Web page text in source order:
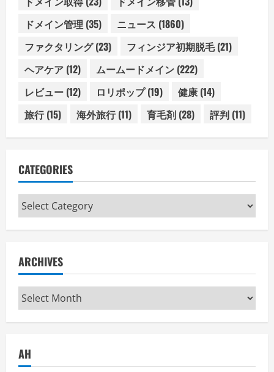
ドメイン管理 (35) ニュース (1860)
ファクタリング(23) フィンジア初期脱毛(21)
ヘアケア (12) ムームードメイン (222)
レビュー (12) ロリポップ(19) 健康 (14)
旅行(15) 海外旅行(11) 育毛剤 (28) 評判 (11)
CATEGORIES
Categories
ARCHIVES
Archives
AH